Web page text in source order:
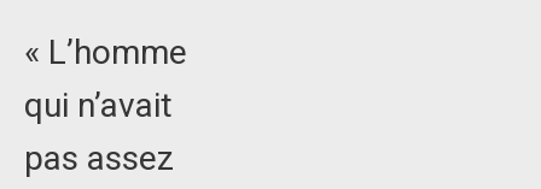
« L’homme
qui n’avait
pas assez